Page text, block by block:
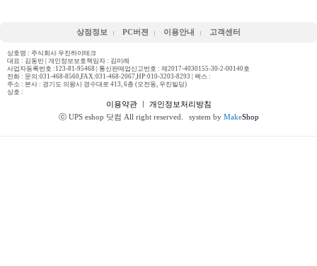
상점정보 PC버젼 이용안내 고객센터
상호명 : 주식회사 우진하이테크
대표 : 김동빈 | 개인정보보호책임자 : 김미례
사업자등록번호 :123-81-95468 | 통신판매업신고번호 : 제2017-4030155-30-2-00140호
전화 : 문의:031-468-8560,FAX:031-468-2067,HP:010-3203-8293 | 팩스 :
주소 : 본사 : 경기도 의왕시 경수대로 413, 6층 (오전동, 우진빌딩)
상호 :
이용약관ㅣ 개인정보처리방침
ⓒ UPS eshop 닷컴 All right reserved.
system by MakeShop